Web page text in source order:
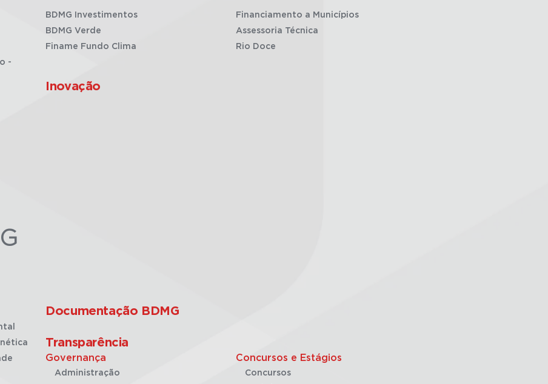
-
BDMG Investimentos
BDMG Verde
Finame Fundo Clima
Inovação
Financiamento a Municípios
Assessoria Técnica
Rio Doce
Documentação BDMG
Transparência
Governança
Administração
Concursos e Estágios
Concursos